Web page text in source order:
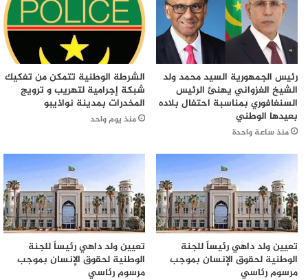
رئيس الجمهورية السيد محمد ولد
الشيخ الغزواني يهنئ الرئيس
السنغافوري بمناسبة احتفال بلاده
بعيدها الوطني
منذ ساعة واحدة
الشرطة الوطنية تتمكن من تفكيك
شبكة إجرامية لتهريب و ترويج
المخدرات بمدينة نواذيبو
منذ يوم واحد
تعيين ولد داهي رئيساً للجنة
الوطنية لحقوق الإنسان بموجب
مرسوم رئاسي
تعيين ولد داهي رئيساً للجنة
الوطنية لحقوق الإنسان بموجب
مرسوم رئاسي